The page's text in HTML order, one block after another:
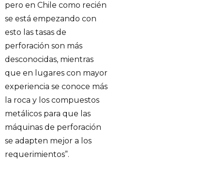
pero en Chile como recién
se está empezando con
esto las tasas de
perforación son más
desconocidas, mientras
que en lugares con mayor
experiencia se conoce más
la roca y los compuestos
metálicos para que las
máquinas de perforación
se adapten mejor a los
requerimientos”.